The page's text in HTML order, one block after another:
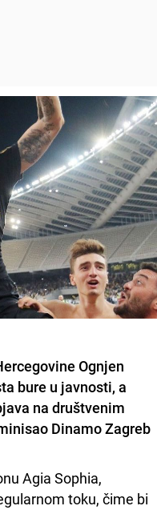
Ognjen
bure u javnosti, a
na društvenim
Dinamo Zagreb
Agia Sophia,
toku, čime bi